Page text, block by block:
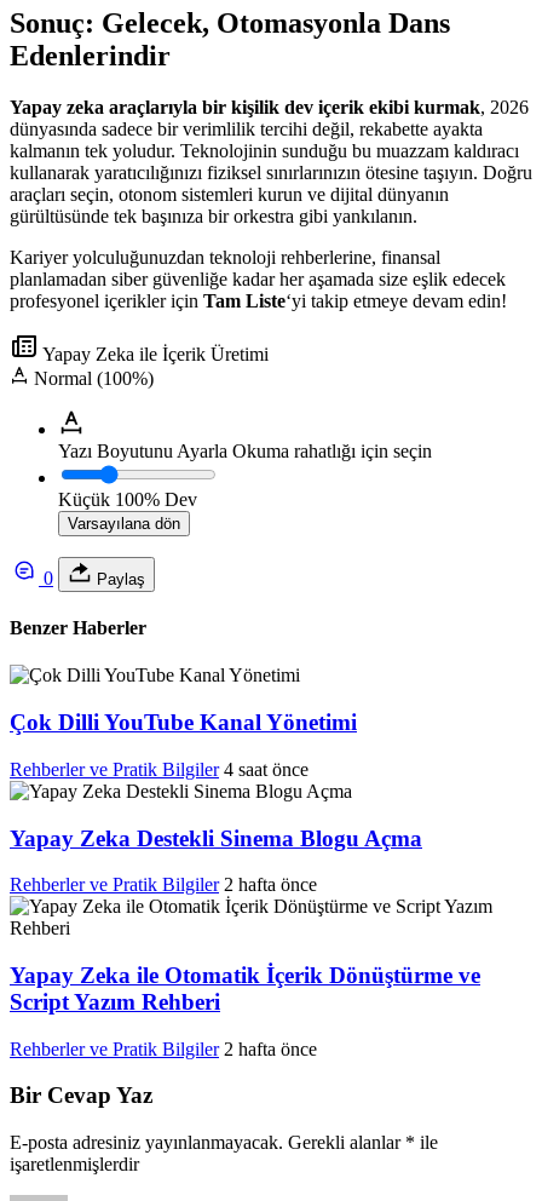
Sonuç: Gelecek, Otomasyonla Dans
Edenlerindir
Yapay zeka araçlarıyla bir kişilik dev içerik ekibi kurmak, 2026
dünyasında sadece bir verimlilik tercihi değil, rekabette ayakta
kalmanın tek yoludur. Teknolojinin sunduğu bu muazzam kaldıracı
kullanarak yaratıcılığınızı fiziksel sınırlarınızın ötesine taşıyın. Doğru
araçları seçin, otonom sistemleri kurun ve dijital dünyanın
gürültüsünde tek başınıza bir orkestra gibi yankılanın.
Kariyer yolculuğunuzdan teknoloji rehberlerine, finansal
planlamadan siber güvenliğe kadar her aşamada size eşlik edecek
profesyonel içerikler için Tam Liste‘yi takip etmeye devam edin!
Yapay Zeka ile İçerik Üretimi
Normal (100%)
Yazı Boyutunu Ayarla Okuma rahatlığı için seçin
Küçük 100% Dev
Varsayılana dön
0 Paylaş
Benzer Haberler
Çok Dilli YouTube Kanal Yönetimi
Rehberler ve Pratik Bilgiler 4 saat önce
Yapay Zeka Destekli Sinema Blogu Açma
Rehberler ve Pratik Bilgiler 2 hafta önce
Yapay Zeka ile Otomatik İçerik Dönüştürme ve
Script Yazım Rehberi
Rehberler ve Pratik Bilgiler 2 hafta önce
Bir Cevap Yaz
E-posta adresiniz yayınlanmayacak. Gerekli alanlar * ile
işaretlenmişlerdir